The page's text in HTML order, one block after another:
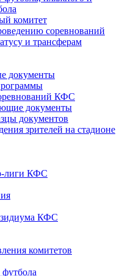
комитет
соревнований
и трансферам
документы
КФС
документы
документов
зрителей на стадионе
лиги КФС
КФС
комитетов